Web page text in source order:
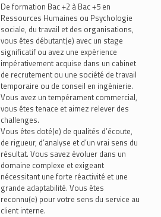
De formation Bac +2 à Bac +5 en
Ressources Humaines ou Psychologie
sociale, du travail et des organisations,
vous êtes débutant(e) avec un stage
significatif ou avez une expérience
impérativement acquise dans un cabinet
de recrutement ou une société de travail
temporaire ou de conseil en ingénierie.
Vous avez un tempérament commercial,
vous êtes tenace et aimez relever des
challenges.
Vous êtes doté(e) de qualités d’écoute,
de rigueur, d’analyse et d’un vrai sens du
résultat. Vous savez évoluer dans un
domaine complexe et exigeant
nécessitant une forte réactivité et une
grande adaptabilité. Vous êtes
reconnu(e) pour votre sens du service au
client interne.